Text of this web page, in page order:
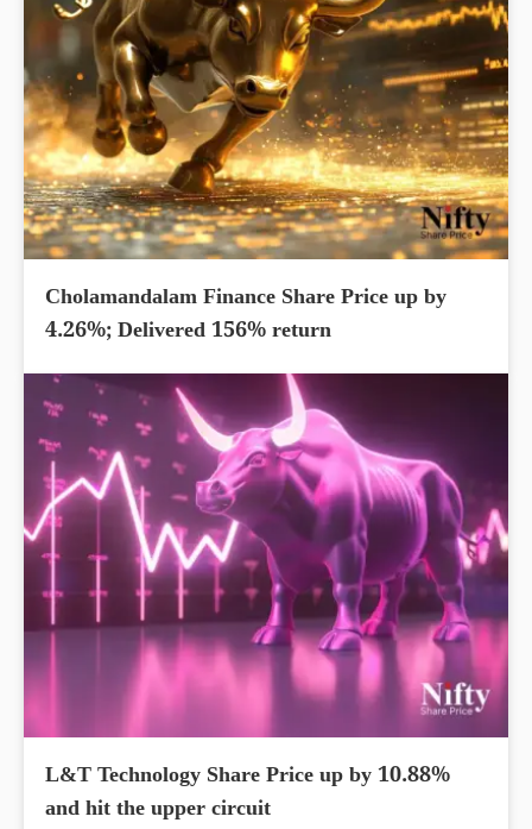
Cholamandalam Finance Share Price up by
4.26%; Delivered 156% return
L&T Technology Share Price up by 10.88%
and hit the upper circuit